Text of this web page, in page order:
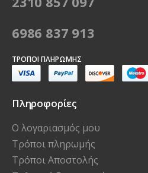
6986 837 913
ΤΡΌΠΟΙ ΠΛΗΡΩΜΉΣ
Πληροφορίες
Ο λογαριασμός μου
Τρόποι πληρωμής
Τρόποι Αποστολής